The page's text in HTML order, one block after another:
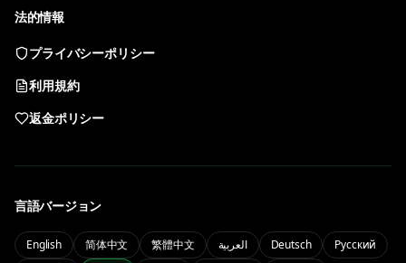
法的情報
プライバシーポリシー
利用規約
返金ポリシー
言語バージョン
English 简体中文 繁體中文 العربية Deutsch
Русский
Nano Banana 2
PRO